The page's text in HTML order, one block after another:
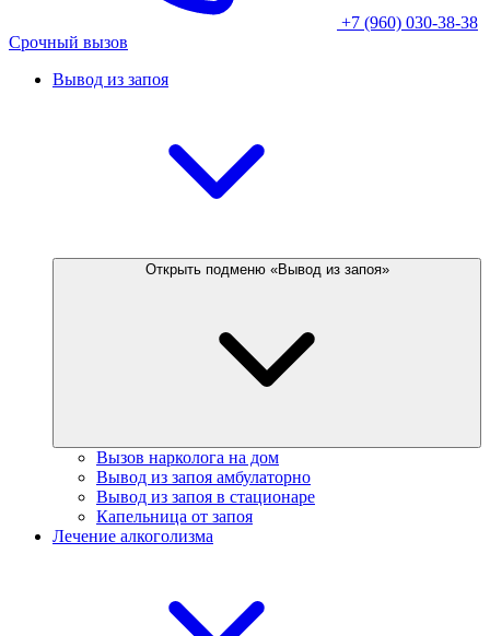
+7 (960) 030-38-38
Срочный вызов
Вывод из запоя
Открыть подменю «Вывод из запоя»
Вызов нарколога на дом
Вывод из запоя амбулаторно
Вывод из запоя в стационаре
Капельница от запоя
Лечение алкоголизма